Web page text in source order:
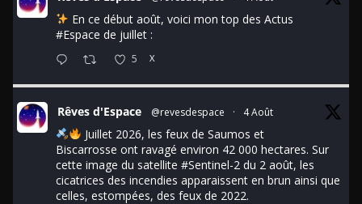
En ce début août, voici mon top des Actus
#Espace de juillet :
5 X
Rêves d'Espace @revesdespace · 4 Août
Juillet 2026, les feux de Saumos et
Biscarrosse ont ravagé environ 42 000 hectares. Sur
cette image du satellite #Sentinel-2 du 2 août, les
cicatrices des incendies apparaissent en brun ainsi que
celles, estompées, des feux de 2022.